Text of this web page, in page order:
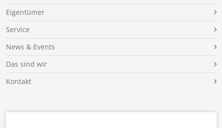
Eigentümer
Service
News & Events
Das sind wir
Kontakt